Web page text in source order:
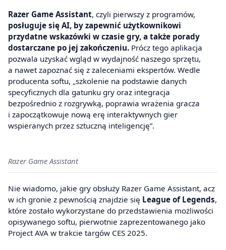
Razer Game Assistant, czyli pierwszy z programów,
posługuje się AI, by zapewnić użytkownikowi
przydatne wskazówki w czasie gry, a także porady
dostarczane po jej zakończeniu. Prócz tego aplikacja
pozwala uzyskać wgląd w wydajność naszego sprzętu,
a nawet zapoznać się z zaleceniami ekspertów. Wedle
producenta softu, „szkolenie na podstawie danych
specyficznych dla gatunku gry oraz integracja
bezpośrednio z rozgrywką, poprawia wrażenia gracza
i zapoczątkowuje nową erę interaktywnych gier
wspieranych przez sztuczną inteligencję”.
Razer Game Assistant
Nie wiadomo, jakie gry obsłuży Razer Game Assistant, acz
w ich gronie z pewnością znajdzie się League of Legends,
które zostało wykorzystane do przedstawienia możliwości
opisywanego softu, pierwotnie zaprezentowanego jako
Project AVA w trakcie targów CES 2025.